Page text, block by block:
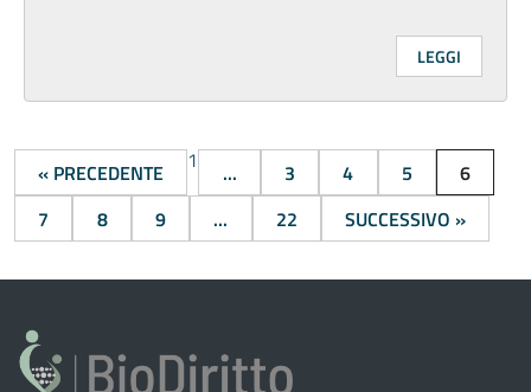
LEGGI
« PRECEDENTE 1 ... 3 4 5
6
7
8 9 ... 22 SUCCESSIVO »